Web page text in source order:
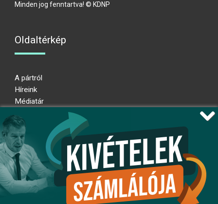
Minden jog fenntartva! © KDNP
Oldaltérkép
A pártról
Híreink
Médiatár
Adatkezelési nyilatkozat
Átláthatósági nyilatkozat
Ugrás az oldal tetejére
Kövessen minket!